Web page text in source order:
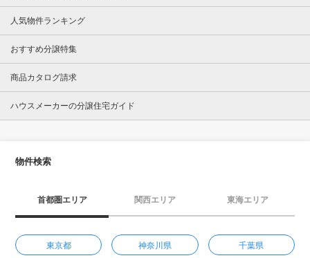
人気物件ランキング
おすすめ分譲特集
商品カタログ請求
ハウスメーカーの分譲住宅ガイド
物件検索
首都圏エリア 関西エリア 東海エリア
東京都 神奈川県 千葉県